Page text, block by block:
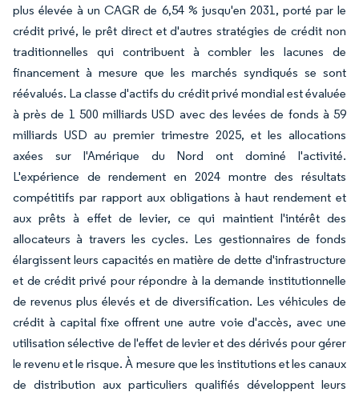
plus élevée à un CAGR de 6,54 % jusqu'en 2031, porté par le
crédit privé, le prêt direct et d'autres stratégies de crédit non
traditionnelles qui contribuent à combler les lacunes de
financement à mesure que les marchés syndiqués se sont
réévalués. La classe d'actifs du crédit privé mondial est évaluée
à près de 1 500 milliards USD avec des levées de fonds à 59
milliards USD au premier trimestre 2025, et les allocations
axées sur l'Amérique du Nord ont dominé l'activité.
L'expérience de rendement en 2024 montre des résultats
compétitifs par rapport aux obligations à haut rendement et
aux prêts à effet de levier, ce qui maintient l'intérêt des
allocateurs à travers les cycles. Les gestionnaires de fonds
élargissent leurs capacités en matière de dette d'infrastructure
et de crédit privé pour répondre à la demande institutionnelle
de revenus plus élevés et de diversification. Les véhicules de
crédit à capital fixe offrent une autre voie d'accès, avec une
utilisation sélective de l'effet de levier et des dérivés pour gérer
le revenu et le risque. À mesure que les institutions et les canaux
de distribution aux particuliers qualifiés développent leurs